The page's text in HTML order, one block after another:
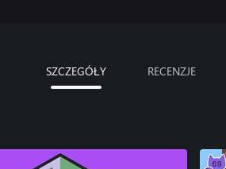
SZCZEGÓŁY RECENZJE